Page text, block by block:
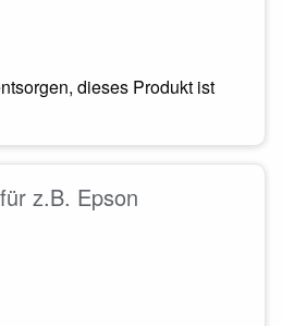
dieses Produkt ist
z.B. Epson